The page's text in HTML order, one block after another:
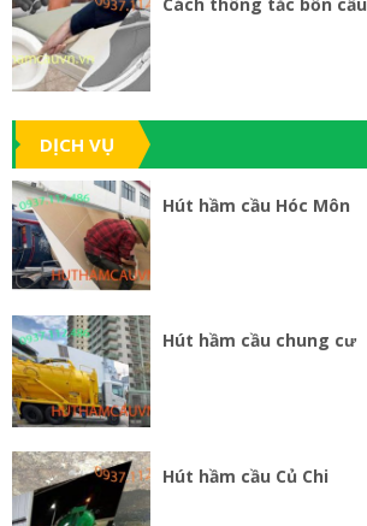
Cách thông tắc bồn cầu
DỊCH VỤ
Hút hầm cầu Hóc Môn
Hút hầm cầu chung cư
Hút hầm cầu Củ Chi